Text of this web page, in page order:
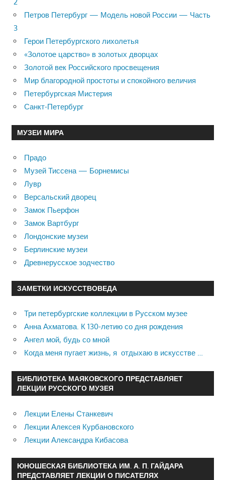
Петров Петербург — Модель новой России — Часть
3
Герои Петербургского лихолетья
«Золотое царство» в золотых дворцах
Золотой век Российского просвещения
Мир благородной простоты и спокойного величия
Петербургская Мистерия
Санкт-Петербург
МУЗЕИ МИРА
Прадо
Музей Тиссена — Борнемисы
Лувр
Версальский дворец
Замок Пьерфон
Замок Вартбург
Лондонские музеи
Берлинские музеи
Древнерусское зодчество
ЗАМЕТКИ ИСКУССТВОВЕДА
Три петербургские коллекции в Русском музее
Анна Ахматова. К 130-летию со дня рождения
Ангел мой, будь со мной
Когда меня пугает жизнь, я отдыхаю в искусстве …
БИБЛИОТЕКА МАЯКОВСКОГО ПРЕДСТАВЛЯЕТ
ЛЕКЦИИ РУССКОГО МУЗЕЯ
Лекции Елены Станкевич
Лекции Алексея Курбановского
Лекции Александра Кибасова
ЮНОШЕСКАЯ БИБЛИОТЕКА ИМ. А. П. ГАЙДАРА
ПРЕДСТАВЛЯЕТ ЛЕКЦИИ О ПИСАТЕЛЯХ